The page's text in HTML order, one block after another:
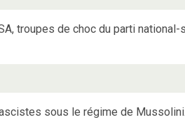
troupes de choc du parti
sous le régime de